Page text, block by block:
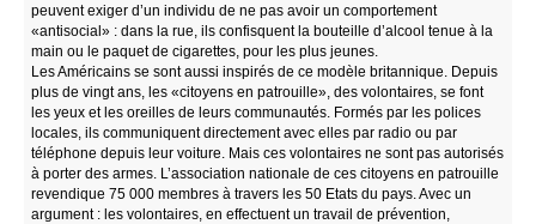
peuvent exiger d’un individu de ne pas avoir un comportement
«antisocial» : dans la rue, ils confisquent la bouteille d’alcool tenue à la
main ou le paquet de cigarettes, pour les plus jeunes.
Les Américains se sont aussi inspirés de ce modèle britannique. Depuis
plus de vingt ans, les «citoyens en patrouille», des volontaires, se font
les yeux et les oreilles de leurs communautés. Formés par les polices
locales, ils communiquent directement avec elles par radio ou par
téléphone depuis leur voiture. Mais ces volontaires ne sont pas autorisés
à porter des armes. L’association nationale de ces citoyens en patrouille
revendique 75 000 membres à travers les 50 Etats du pays. Avec un
argument : les volontaires, en effectuent un travail de prévention,